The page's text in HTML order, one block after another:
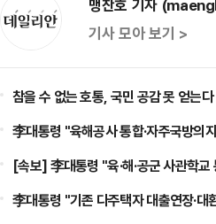
맹찬호 기자
기사 모아 보기 >
참을 수 없는 호통, 국민 공감 못 얻는다
李대통령 "육해공사 통합·자주국방의
[속보] 李대통령 "육·해·공군 사관학
李대통령 "기존 다주택자 대출연장·대